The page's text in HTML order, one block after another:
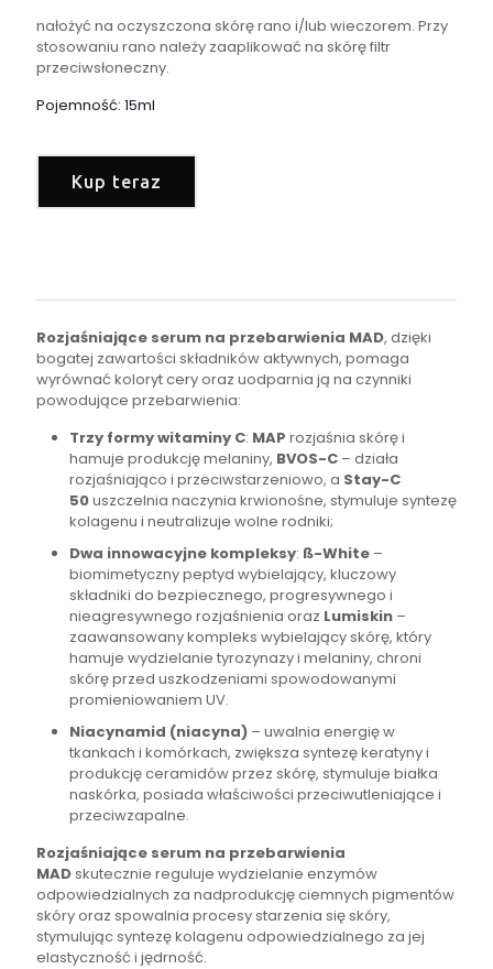
nałożyć na oczyszczona skórę rano i/lub wieczorem. Przy
stosowaniu rano należy zaaplikować na skórę filtr
przeciwsłoneczny.
Pojemność: 15ml
Kup teraz
Rozjaśniające serum na przebarwienia MAD, dzięki
bogatej zawartości składników aktywnych, pomaga
wyrównać koloryt cery oraz uodparnia ją na czynniki
powodujące przebarwienia:
Trzy formy witaminy C: MAP rozjaśnia skórę i
hamuje produkcję melaniny, BVOS-C – działa
rozjaśniająco i przeciwstarzeniowo, a Stay-C
50uszczelnia naczynia krwionośne, stymuluje syntezę
kolagenu i neutralizuje wolne rodniki;
Dwa innowacyjne kompleksy: ß-White –
biomimetyczny peptyd wybielający, kluczowy
składniki do bezpiecznego, progresywnego i
nieagresywnego rozjaśnienia oraz Lumiskin –
zaawansowany kompleks wybielający skórę, który
hamuje wydzielanie tyrozynazy i melaniny, chroni
skórę przed uszkodzeniami spowodowanymi
promieniowaniem UV.
Niacynamid (niacyna) – uwalnia energię w
tkankach i komórkach, zwiększa syntezę keratyny i
produkcję ceramidów przez skórę, stymuluje białka
naskórka, posiada właściwości przeciwutleniające i
przeciwzapalne.
Rozjaśniające serum na przebarwienia
MADskutecznie reguluje wydzielanie enzymów
odpowiedzialnych za nadprodukcję ciemnych pigmentów
skóry oraz spowalnia procesy starzenia się skóry,
stymulując syntezę kolagenu odpowiedzialnego za jej
elastyczność i jędrność.